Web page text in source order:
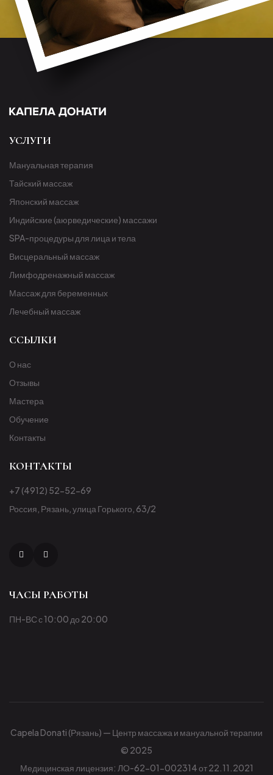
УСЛУГИ
Мануальная терапия
Тайский массаж
Японский массаж
Индийские (аюрведические) массажи
SPA-процедуры для лица и тела
Висцеральный массаж
Лимфодренажный массаж
Массаж для беременных
Лечебный массаж
ССЫЛКИ
О нас
Отзывы
Мастера
Обучение
Контакты
КОНТАКТЫ
+7 (4912) 52-52-69
Россия, Рязань, улица Горького, 63/2
ЧАСЫ РАБОТЫ
ПН-ВС с 10:00 до 20:00
Capela Donati (Рязань) — Центр массажа и мануальной терапии
© 2025
Медицинская лицензия: ЛО-62-01-002314 от 22.11.2021